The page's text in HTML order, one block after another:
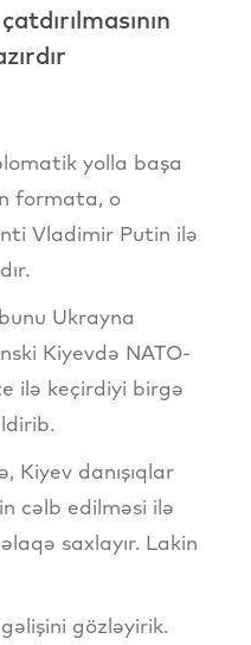
yolla başa
formata, o
Vladimir Putin ilə
Ukrayna
Kiyevdə NATO-
ilə keçirdiyi birgə
Kiyev danışıqlar
cəlb edilməsi ilə
saxlayır. Lakin
gözləyirik.